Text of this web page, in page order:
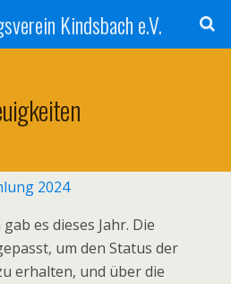
Kindsbach e.V.
2024
es dieses Jahr. Die
um den Status der
erhalten, und über die